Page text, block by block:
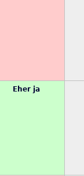
Eher ja